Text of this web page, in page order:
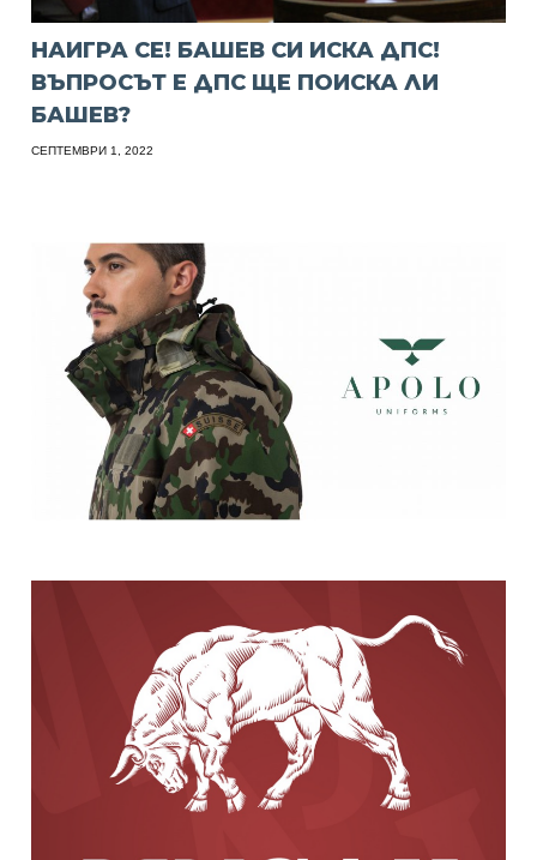
НАИГРА СЕ! БАШЕВ СИ ИСКА ДПС!
ВЪПРОСЪТ Е ДПС ЩЕ ПОИСКА ЛИ
БАШЕВ?
СЕПТЕМВРИ 1, 2022